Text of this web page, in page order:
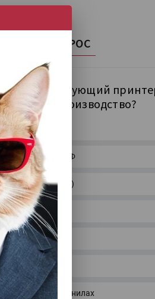
НАШ ОПРОС
Какой следующий
себе на производство?
Широкий УФ
25%
Сувенирный УФ
27%
ДТФ (текстиль)
20%
УФ ДТФ
20%
Латекс
7%
Экосольвент
12%
На водных чернилах